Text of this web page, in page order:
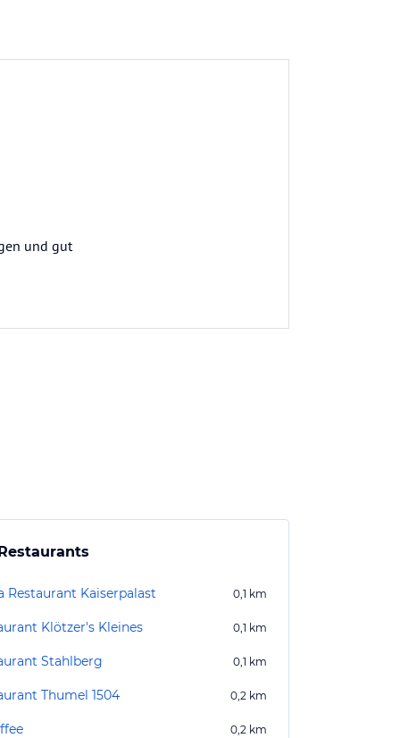
und gut
Restaurant Kaiserpalast 0,1 km
Klötzer's Kleines 0,1 km
Stahlberg 0,1 km
Thumel 1504 0,2 km
0,2 km